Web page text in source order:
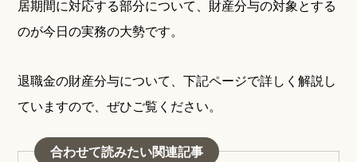
居期間に対応する部分について、財産分与の対象とする
のが今日の実務の大勢です。
退職金の財産分与について、下記ページで詳しく解説し
ていますので、ぜひご覧ください。
合わせて読みたい関連記事